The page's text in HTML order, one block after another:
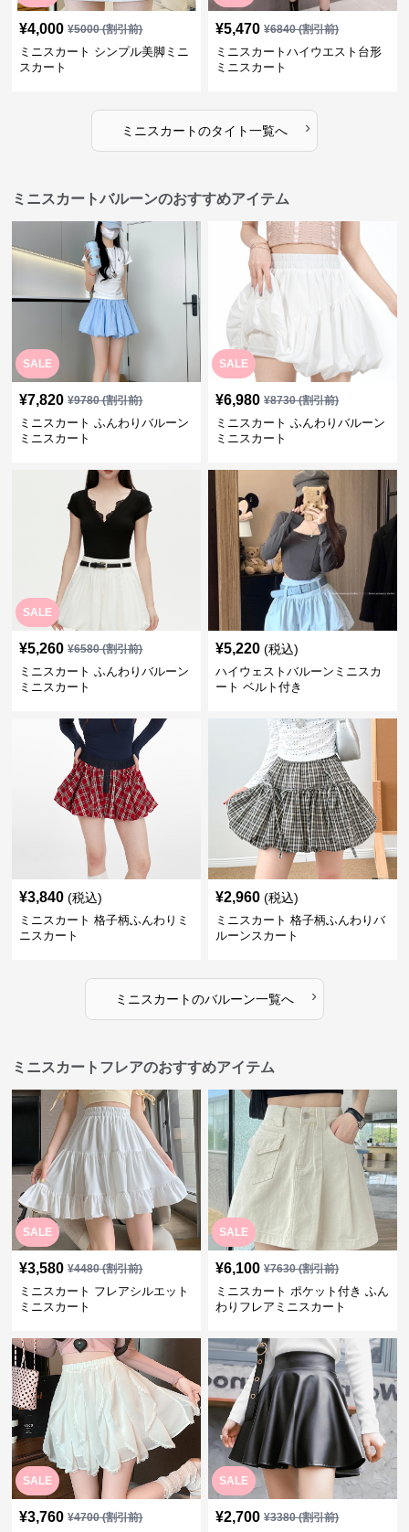
¥4,000 ¥5000(割引前)
ミニスカート シンプル美脚ミニ
スカート
¥5,470 ¥6840(割引前)
ミニスカートハイウエスト台形
ミニスカート
ミニスカートのタイト一覧へ ›
ミニスカートバルーンのおすすめアイテム
SALE
¥7,820 ¥9780(割引前)
ミニスカート ふんわりバルーン
ミニスカート
SALE
¥6,980 ¥8730(割引前)
ミニスカート ふんわりバルーン
ミニスカート
SALE
¥5,260 ¥6580(割引前)
ミニスカート ふんわりバルーン
ミニスカート
¥5,220 (税込)
ハイウェストバルーンミニスカ
ート ベルト付き
¥3,840 (税込)
ミニスカート 格子柄ふんわりミ
ニスカート
¥2,960 (税込)
ミニスカート 格子柄ふんわりバ
ルーンスカート
ミニスカートのバルーン一覧へ ›
ミニスカートフレアのおすすめアイテム
SALE
¥3,580 ¥4480(割引前)
ミニスカート フレアシルエット
ミニスカート
SALE
¥6,100 ¥7630(割引前)
ミニスカート ポケット付き ふん
わりフレアミニスカート
SALE
¥3,760 ¥4700(割引前)
SALE
¥2,700 ¥3380(割引前)